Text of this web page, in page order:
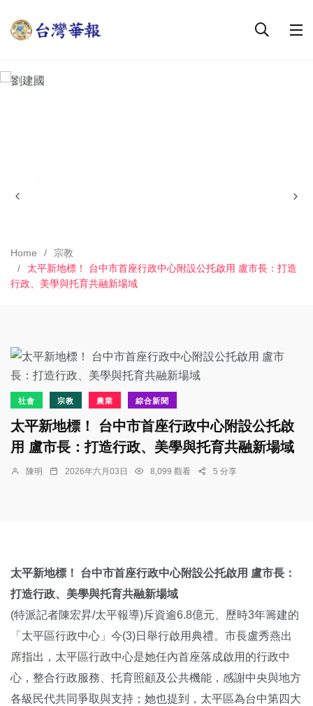
Home
宗教
太平新地標！ 台中市首座行政中心附設公托啟用 盧市長：打造
行政、美學與托育共融新場域
社會 宗教 農業 綜合新聞
太平新地標！ 台中市首座行政中心附設公托啟
用 盧市長：打造行政、美學與托育共融新場域
陳明 2026年六月03日 8,099 觀看 5 分享
太平新地標！ 台中市首座行政中心附設公托啟用 盧市長：
打造行政、美學與托育共融新場域
(特派記者陳宏昇/太平報導)斥資逾6.8億元、歷時3年籌建的
「太平區行政中心」今(3)日舉行啟用典禮。市長盧秀燕出
席指出，太平區行政中心是她任內首座落成啟用的行政中
心，整合行政服務、托育照顧及公共機能，感謝中央與地方
各級民代共同爭取與支持；她也提到，太平區為台中第四大